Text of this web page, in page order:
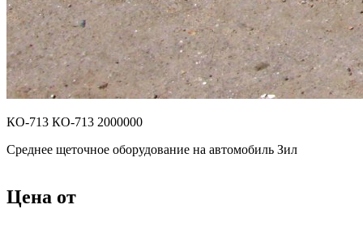
КО-713 КО-713 2000000
Среднее щеточное оборудование на автомобиль Зил
Цена от